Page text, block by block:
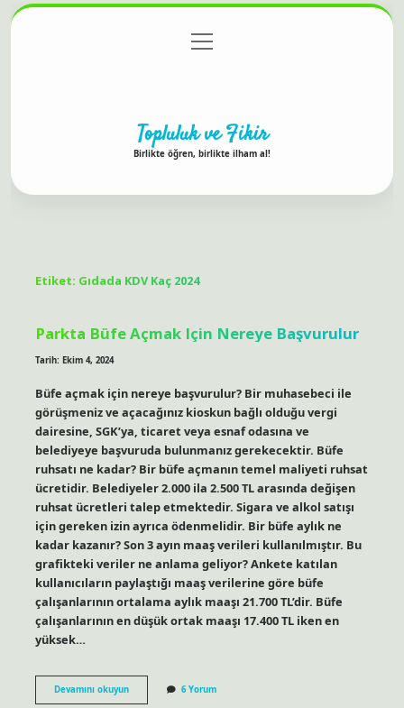
Gizlilik Politikası
menüyü
aç
Topluluk ve Fikir
Birlikte öğren, birlikte ilham al!
Etiket: Gıdada KDV Kaç 2024
Parkta Büfe Açmak Için Nereye Başvurulur
Tarih: Ekim 4, 2024
Büfe açmak için nereye başvurulur? Bir muhasebeci ile
görüşmeniz ve açacağınız kioskun bağlı olduğu vergi
dairesine, SGK’ya, ticaret veya esnaf odasına ve
belediyeye başvuruda bulunmanız gerekecektir. Büfe
ruhsatı ne kadar? Bir büfe açmanın temel maliyeti ruhsat
ücretidir. Belediyeler 2.000 ila 2.500 TL arasında değişen
ruhsat ücretleri talep etmektedir. Sigara ve alkol satışı
için gereken izin ayrıca ödenmelidir. Bir büfe aylık ne
kadar kazanır? Son 3 ayın maaş verileri kullanılmıştır. Bu
grafikteki veriler ne anlama geliyor? Ankete katılan
kullanıcıların paylaştığı maaş verilerine göre büfe
çalışanlarının ortalama aylık maaşı 21.700 TL’dir. Büfe
çalışanlarının en düşük ortak maaşı 17.400 TL iken en
yüksek…
Devamını okuyunParkta
Büfe
6 Yorum